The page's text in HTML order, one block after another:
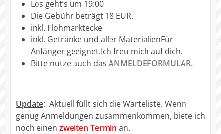
Los geht’s um 19:00
Die Gebühr beträgt 18 EUR.
inkl. Flohmarktecke
inkl. Getränke und aller MaterialienFür
Anfänger geeignet.Ich freu mich auf dich.
Bitte nutze auch das ANMELDEFORMULAR.
Update: Aktuell füllt sich die Warteliste. Wenn
genug Anmeldungen zusammenkommen, biete ich
noch einen zweiten Termin an.